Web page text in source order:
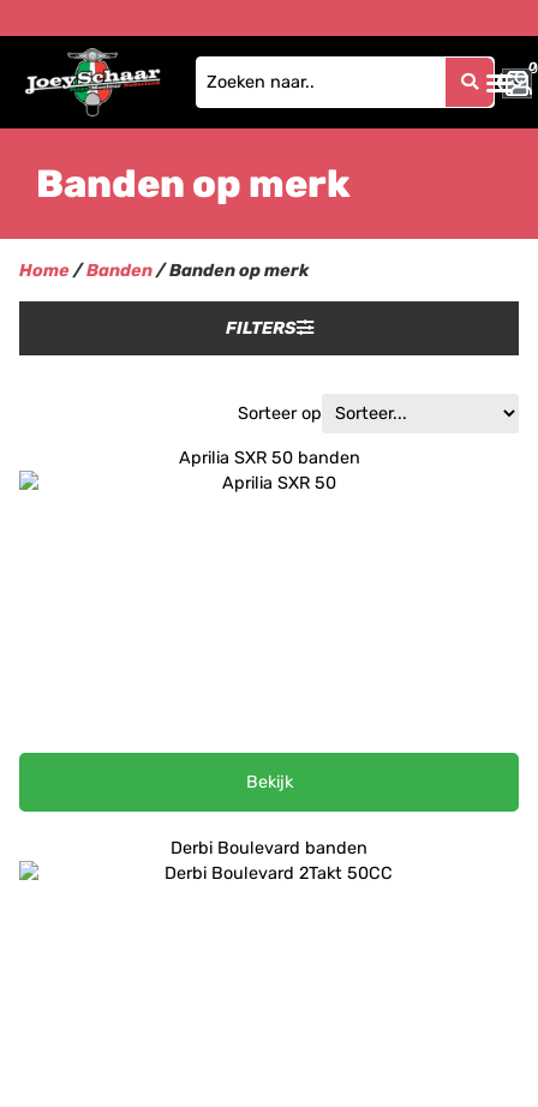
0
0
Banden op merk
Home/Banden/ Banden op merk
FILTERS
Sorteer op
Aprilia SXR 50 banden
Bekijk
Derbi Boulevard banden